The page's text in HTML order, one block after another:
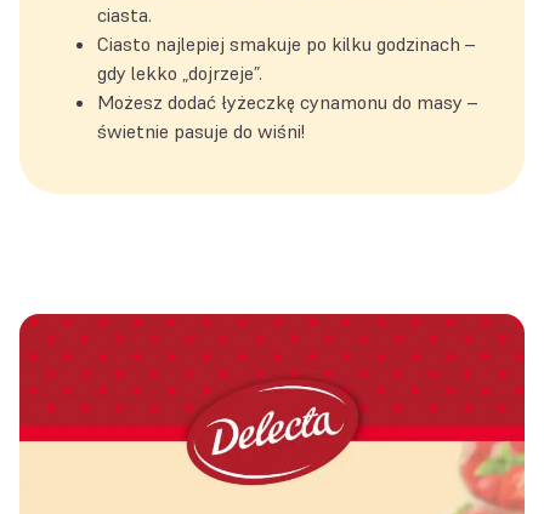
ciasta.
Ciasto najlepiej smakuje po kilku godzinach –
gdy lekko „dojrzeje”.
Możesz dodać łyżeczkę cynamonu do masy –
świetnie pasuje do wiśni!